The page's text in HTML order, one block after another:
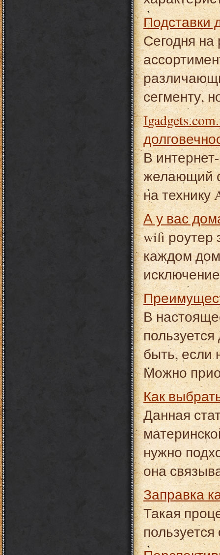
Сегодня
сегменту,
Igadgets.com.ua - гарантия высокого качества и
В
желающий
на технику
А у вас
wifi роутер
каждом
В
быть, если
Можно
Как
Данная
нужно
она
Заправка
Такая